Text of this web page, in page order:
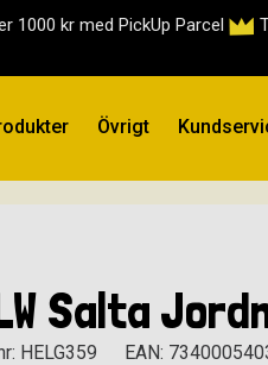
1000 kr med PickUp Parcel
Övrigt
Salta
HELG359 EAN: